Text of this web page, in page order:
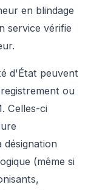
en blindage
service vérifie
d'État peuvent
ou
Celles-ci
désignation
(même si